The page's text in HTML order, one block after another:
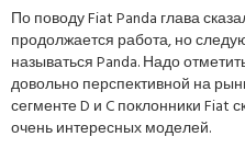
По поводу Fiat Panda глава
продолжается работа, но
называться Panda. Надо
довольно перспективной на
сегменте D и C поклонники Fiat
очень интересных моделей.